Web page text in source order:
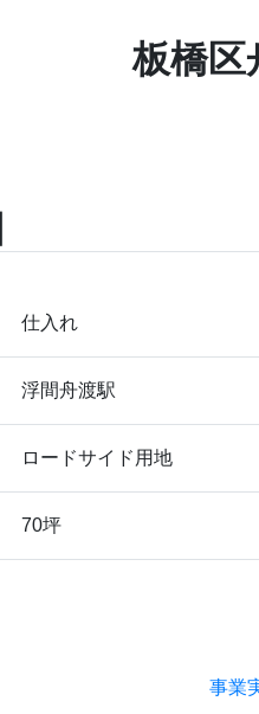
板橋区
仕入れ
浮間舟渡駅
ロードサイド用地
70坪
事業